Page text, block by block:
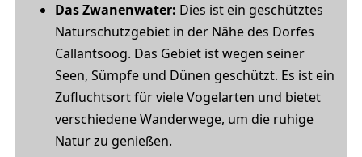
Das Zwanenwater: Dies ist ein geschütztes
Naturschutzgebiet in der Nähe des Dorfes
Callantsoog. Das Gebiet ist wegen seiner
Seen, Sümpfe und Dünen geschützt. Es ist ein
Zufluchtsort für viele Vogelarten und bietet
verschiedene Wanderwege, um die ruhige
Natur zu genießen.